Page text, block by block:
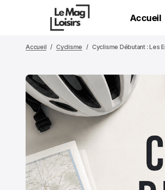
Accueil
Accueil Cyclisme Cyclisme Débutant : Les